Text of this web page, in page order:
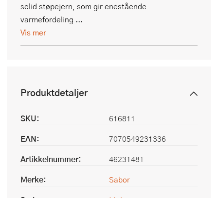
solid støpejern, som gir enestående
varmefordeling ...
Vis mer
Produktdetaljer
SKU:
616811
EAN:
7070549231336
Artikkelnummer:
46231481
Merke:
Sabor